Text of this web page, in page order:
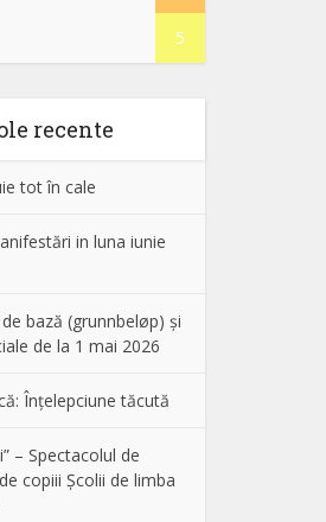
5
recente
tot în cale
in luna iunie
bază (grunnbeløp) și
de la 1 mai 2026
Înțelepciune tăcută
– Spectacolul de
copiii Școlii de limba